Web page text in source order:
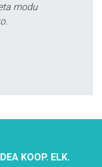
modu
KOOP. ELK.